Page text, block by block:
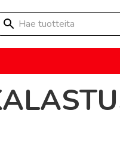
tuotteita